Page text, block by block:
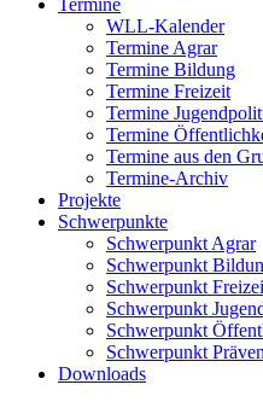
Termine
WLL-Kalender
Termine Agrar
Termine Bildung
Termine Freizeit
Termine
Termine
Termine aus den
Termine-Archiv
Projekte
Schwerpunkte
Schwerpunkt Agrar
Schwerpunkt
Schwerpunkt
Schwerpunkt
Schwerpunkt
Schwerpunkt
Downloads